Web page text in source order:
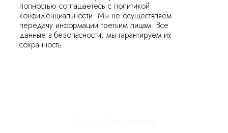
полностью соглашаетесь с политикой
конфиденциальности. Мы не осуществляем
передачу информации третьим лицам. Все
данные в безопасности, мы гарантируем их
сохранность